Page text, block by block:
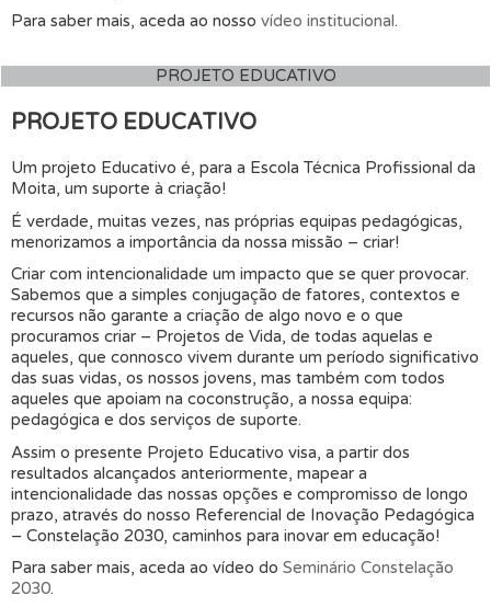
Para saber mais, aceda ao nosso vídeo institucional.
PROJETO EDUCATIVO
PROJETO EDUCATIVO
Um projeto Educativo é, para a Escola Técnica Profissional da
Moita, um suporte à criação!
É verdade, muitas vezes, nas próprias equipas pedagógicas,
menorizamos a importância da nossa missão – criar!
Criar com intencionalidade um impacto que se quer provocar.
Sabemos que a simples conjugação de fatores, contextos e
recursos não garante a criação de algo novo e o que
procuramos criar – Projetos de Vida, de todas aquelas e
aqueles, que connosco vivem durante um período significativo
das suas vidas, os nossos jovens, mas também com todos
aqueles que apoiam na coconstrução, a nossa equipa:
pedagógica e dos serviços de suporte.
Assim o presente Projeto Educativo visa, a partir dos
resultados alcançados anteriormente, mapear a
intencionalidade das nossas opções e compromisso de longo
prazo, através do nosso Referencial de Inovação Pedagógica
– Constelação 2030, caminhos para inovar em educação!
Para saber mais, aceda ao vídeo do Seminário Constelação
2030.